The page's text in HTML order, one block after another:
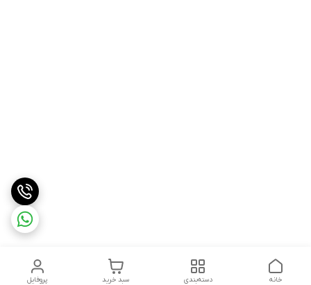
پروفایل سبد خرید دسته‌بندی خانه